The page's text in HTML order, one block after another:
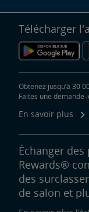
Télécharger
Obtenez jusqu’à 30
Faites une demande
En savoir plus
Échanger
Rewards®
des
de salon et